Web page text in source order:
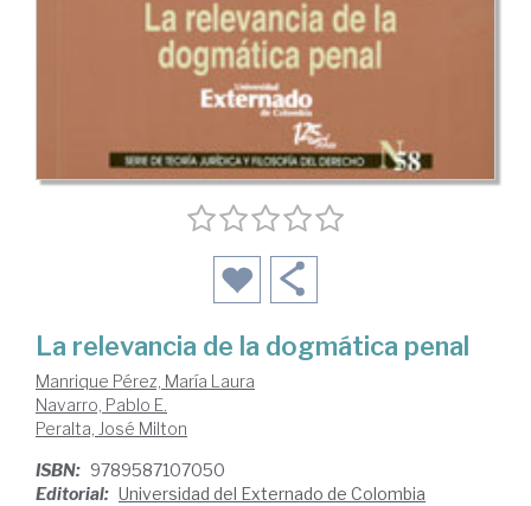
La relevancia de la dogmática penal
Manrique Pérez, María Laura
Navarro, Pablo E.
Peralta, José Milton
ISBN: 9789587107050
Editorial: Universidad del Externado de Colombia